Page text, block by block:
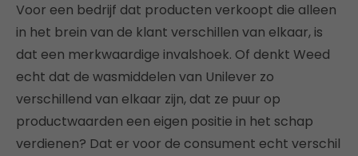
Voor een bedrijf dat producten verkoopt die alleen
in het brein van de klant verschillen van elkaar, is
dat een merkwaardige invalshoek. Of denkt Weed
echt dat de wasmiddelen van Unilever zo
verschillend van elkaar zijn, dat ze puur op
productwaarden een eigen positie in het schap
verdienen? Dat er voor de consument echt verschil